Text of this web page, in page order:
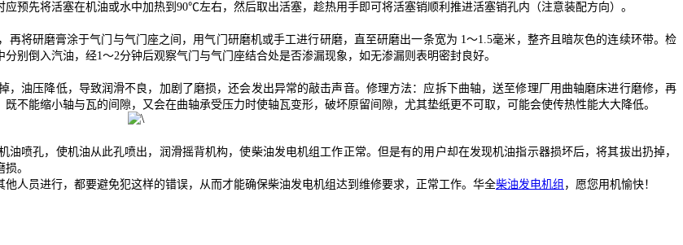
预先将活塞在机油或水中加热到90℃左右，然后取出活塞，趁热用手即可将活塞销顺利推进活塞销孔内（注意装配方向）。
研磨膏涂于气门与气门座之间，用气门研磨机或手工进行研磨，直至研磨出一条宽为 1～1.5毫米，整齐且暗灰色的连续环带。检
别倒入汽油，经1～2分钟后观察气门与气门座结合处是否渗漏现象，如无渗漏则表明密封良好。
压降低，导致润滑不良，加剧了磨损，还会发出异常的敲击声音。修理方法：应拆下曲轴，送至修理厂用曲轴磨床进行磨修，再
不能缩小轴与瓦的间隙，又会在曲轴承受压力时使轴瓦变形，破坏原留间隙，尤其垫纸更不可取，可能会使传热性能大大降低。
孔，使机油从此孔喷出，润滑摇背机构，使柴油发电机组工作正常。但是有的用户却在发现机油指示器损坏后，将其拔出扔掉，
。
员进行，都要避免犯这样的错误，从而才能确保柴油发电机组达到维修要求，正常工作。华全柴油发电机组 ，愿您用机愉快！